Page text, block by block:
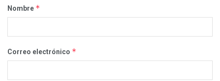
Nombre *
Correo electrónico *